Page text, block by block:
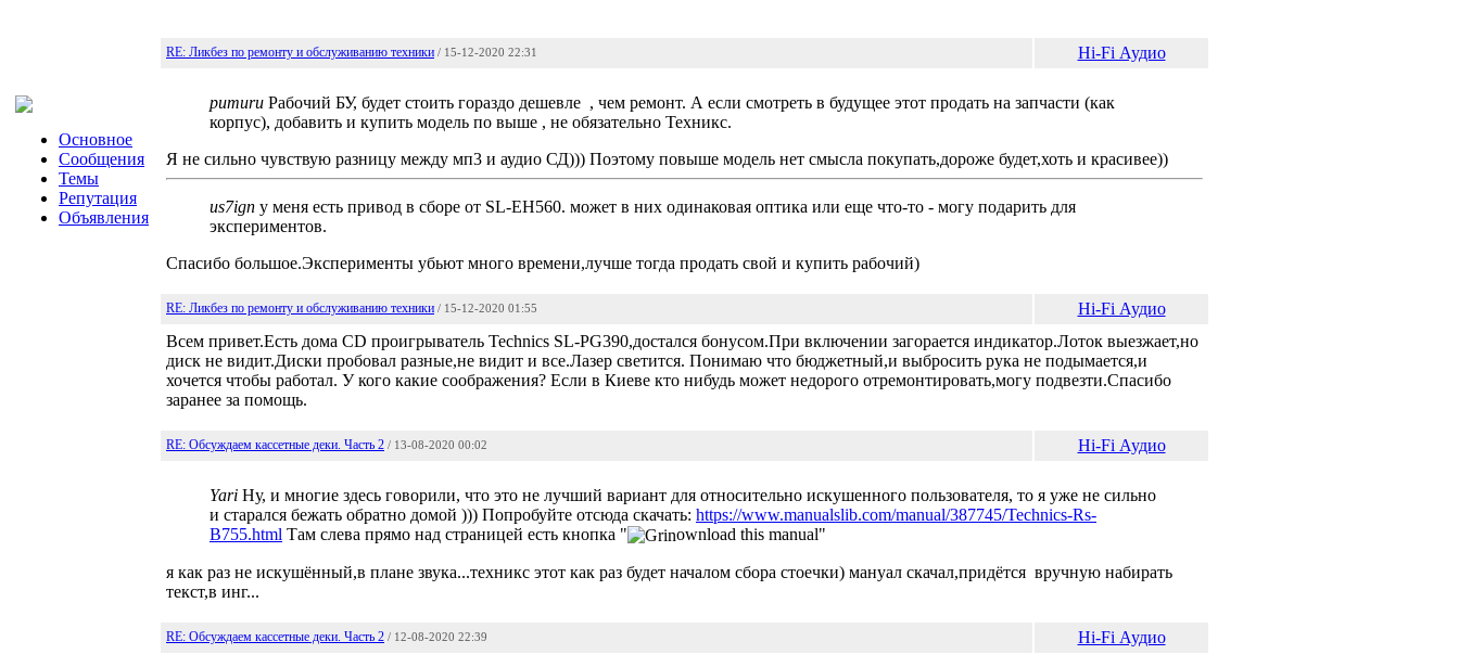
Основное
Сообщения
Темы
Репутация
Объявления
RE: Ликбез по ремонту и обслуживанию техники / 15-12-2020 22:31 Hi-Fi Аудио
pumuru Рабочий БУ, будет стоить гораздо дешевле , чем ремонт. А если смотреть в будущее этот продать на запчасти (как
корпус), добавить и купить модель по выше , не обязательно Техникс.
Я не сильно чувствую разницу между мп3 и аудио СД))) Поэтому повыше модель нет смысла покупать,дороже будет,хоть и красивее))
us7ign у меня есть привод в сборе от SL-EH560. может в них одинаковая оптика или еще что-то - могу подарить для
экспериментов.
Спасибо большое.Эксперименты убьют много времени,лучше тогда продать свой и купить рабочий)
RE: Ликбез по ремонту и обслуживанию техники / 15-12-2020 01:55
Hi-Fi Аудио
Всем привет.Есть дома CD проигрыватель Technics SL-PG390,достался бонусом.При включении загорается индикатор.Лоток выезжает,но
диск не видит.Диски пробовал разные,не видит и все.Лазер светится. Понимаю что бюджетный,и выбросить рука не подымается,и
хочется чтобы работал. У кого какие соображения? Если в Киеве кто нибудь может недорого отремонтировать,могу подвезти.Спасибо
заранее за помощь.
RE: Обсуждаем кассетные деки. Часть 2 / 13-08-2020 00:02 Hi-Fi Аудио
Yari Ну, и многие здесь говорили, что это не лучший вариант для относительно искушенного пользователя, то я уже не сильно
и старался бежать обратно домой ))) Попробуйте отсюда скачать: https://www.manualslib.com/manual/387745/Technics-Rs-
B755.html Там слева прямо над страницей есть кнопка " ownload this manual"
я как раз не искушённый,в плане звука...техникс этот как раз будет началом сбора стоечки) мануал скачал,придётся вручную набирать
текст,в инг...
RE: Обсуждаем кассетные деки. Часть 2 / 12-08-2020 22:39 Hi-Fi Аудио